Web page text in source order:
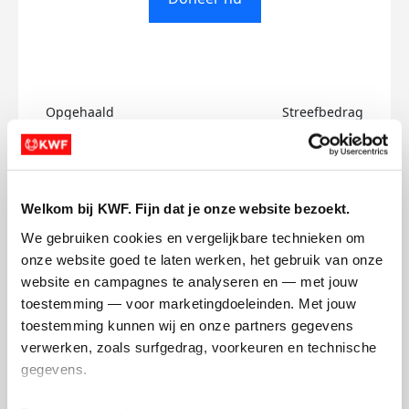
Welkom bij KWF. Fijn dat je onze website bezoekt.
We gebruiken cookies en vergelijkbare technieken om
onze website goed te laten werken, het gebruik van onze
website en campagnes te analyseren en — met jouw
toestemming — voor marketingdoeleinden. Met jouw
toestemming kunnen wij en onze partners gegevens
verwerken, zoals surfgedrag, voorkeuren en technische
gegevens.
Opgehaald
€0
Streefbedrag
€500
Has's badges